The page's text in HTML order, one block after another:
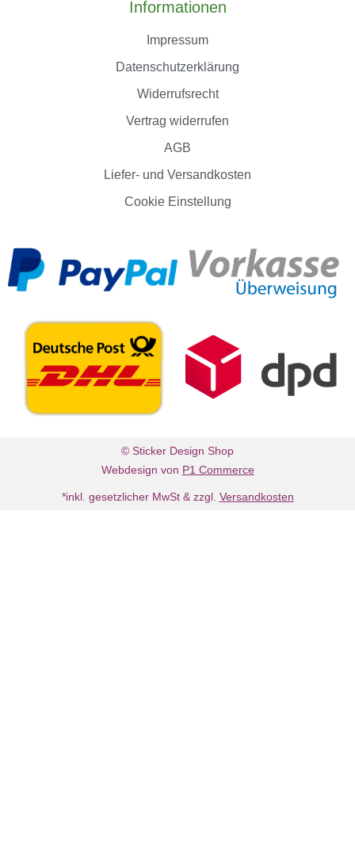
Informationen
Impressum
Datenschutzerklärung
Widerrufsrecht
Vertrag widerrufen
AGB
Liefer- und Versandkosten
Cookie Einstellung
© Sticker Design Shop
Webdesign von P1 Commerce
*inkl. gesetzlicher MwSt & zzgl. Versandkosten